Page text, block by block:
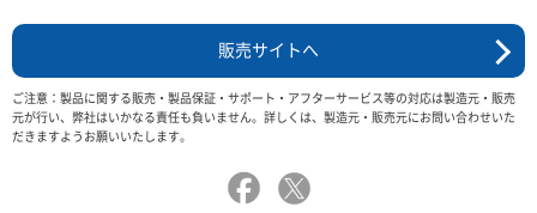
販売サイトへ
ご注意：製品に関する販売・製品保証・サポート・アフターサービス等の対応は製造元・販売
元が行い、弊社はいかなる責任も負いません。詳しくは、製造元・販売元にお問い合わせいた
だきますようお願いいたします。